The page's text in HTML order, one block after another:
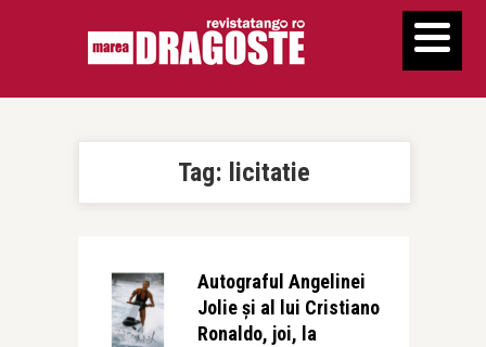
Tag: licitatie
Autograful Angelinei
Jolie și al lui Cristiano
Ronaldo, joi, la